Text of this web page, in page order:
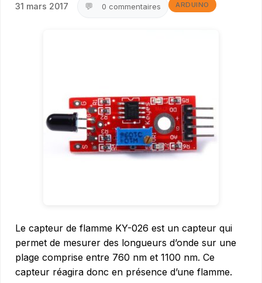
31 mars 2017 💬 0 commentaires ARDUINO
Le capteur de flamme KY-026 est un capteur qui
permet de mesurer des longueurs d’onde sur une
plage comprise entre 760 nm et 1100 nm. Ce
capteur réagira donc en présence d’une flamme.